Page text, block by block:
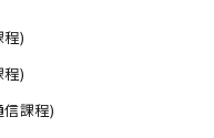
程)
程)
課程)